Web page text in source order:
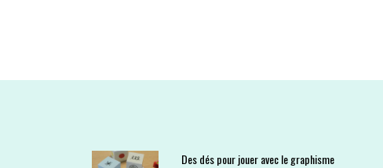
Des dés pour jouer avec le graphisme